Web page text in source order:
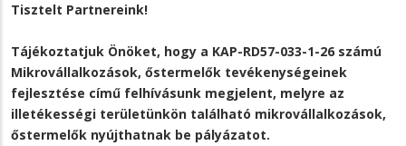
Tisztelt Partnereink!
Tájékoztatjuk Önöket, hogy a KAP-RD57-033-1-26 számú
Mikrovállalkozások, őstermelők tevékenységeinek
fejlesztése című felhívásunk megjelent, melyre az
illetékességi területünkön található mikrovállalkozások,
őstermelők nyújthatnak be pályázatot.